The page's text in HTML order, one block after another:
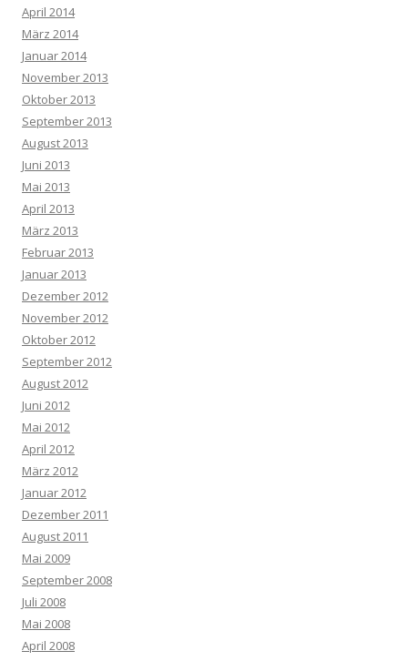
April 2014
März 2014
Januar 2014
November 2013
Oktober 2013
September 2013
August 2013
Juni 2013
Mai 2013
April 2013
März 2013
Februar 2013
Januar 2013
Dezember 2012
November 2012
Oktober 2012
September 2012
August 2012
Juni 2012
Mai 2012
April 2012
März 2012
Januar 2012
Dezember 2011
August 2011
Mai 2009
September 2008
Juli 2008
Mai 2008
April 2008